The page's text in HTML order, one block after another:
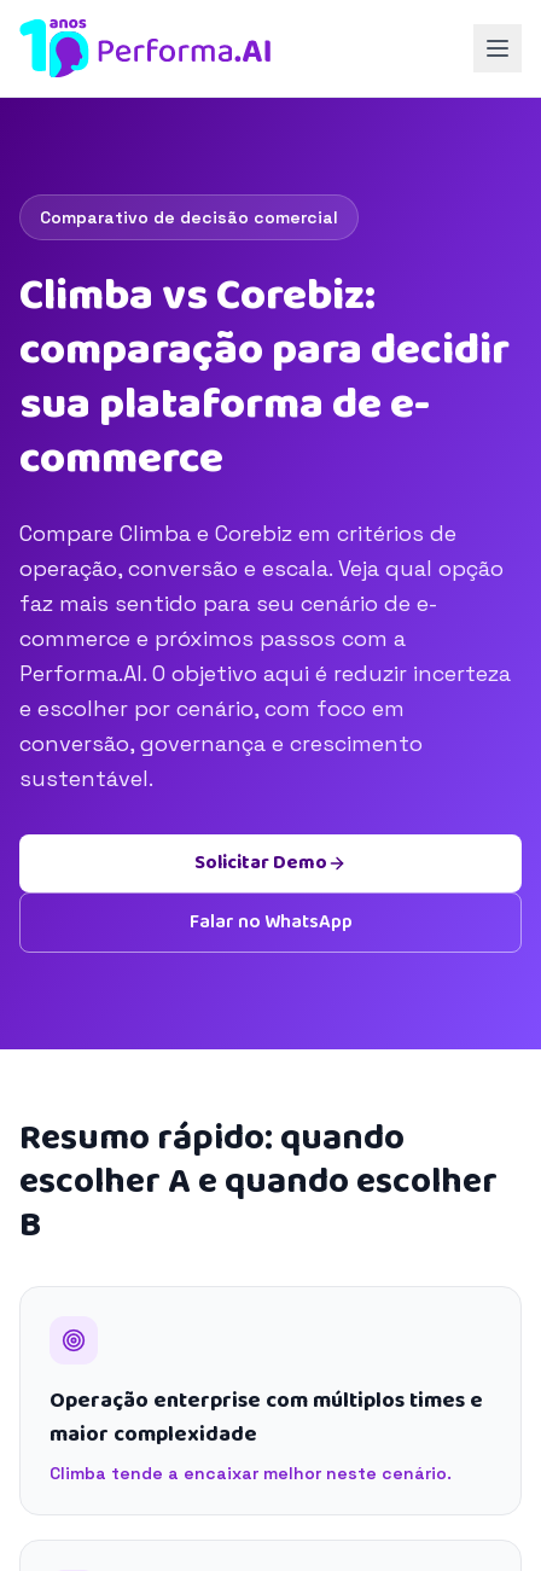
Comparativo de decisão comercial
Climba vs Corebiz:
comparação para decidir
sua plataforma de e-
commerce
Compare Climba e Corebiz em critérios de
operação, conversão e escala. Veja qual opção
faz mais sentido para seu cenário de e-
commerce e próximos passos com a
Performa.AI. O objetivo aqui é reduzir incerteza
e escolher por cenário, com foco em
conversão, governança e crescimento
sustentável.
Solicitar Demo
Falar no WhatsApp
Resumo rápido: quando
escolher A e quando escolher
B
Operação enterprise com múltiplos times e
maior complexidade
Climba tende a encaixar melhor neste cenário.